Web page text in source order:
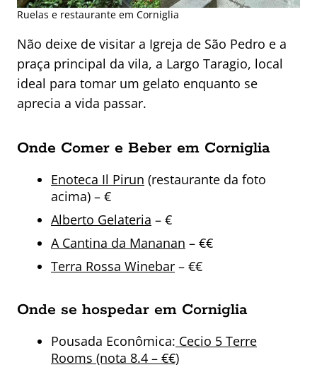
Ruelas e restaurante em Corniglia
Não deixe de visitar a Igreja de São Pedro e a
praça principal da vila, a Largo Taragio, local
ideal para tomar um gelato enquanto se
aprecia a vida passar.
Onde Comer e Beber em Corniglia
Enoteca Il Pirun (restaurante da foto
acima) – €
Alberto Gelateria – €
A Cantina da Mananan – €€
Terra Rossa Winebar – €€
Onde se hospedar em Corniglia
Pousada Econômica: Cecio 5 Terre
Rooms (nota 8.4 – €€)